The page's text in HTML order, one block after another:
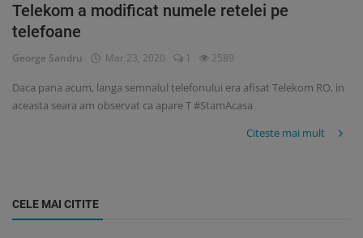
Telekom a modificat numele retelei pe
telefoane
George Sandru Mar 23, 2020 1 2589
Daca pana acum, langa semnalul telefonului era afisat Telekom RO, in
aceasta seara am observat ca apare T #StamAcasa
Citeste mai mult
CELE MAI CITITE